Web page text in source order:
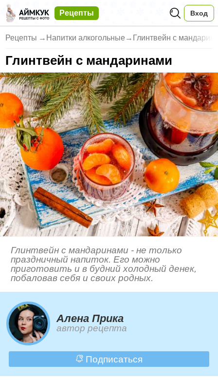
Рецепты Вход
Рецепты → Напитки алкогольные → Глинтвейн с
Глинтвейн с мандаринами
Глинтвейн с мандаринами - не только
праздничный напиток. Его можно
приготовить и в будний холодный денек,
побаловав себя и своих родных.
Алена Прика
автор рецепта
Подписаться